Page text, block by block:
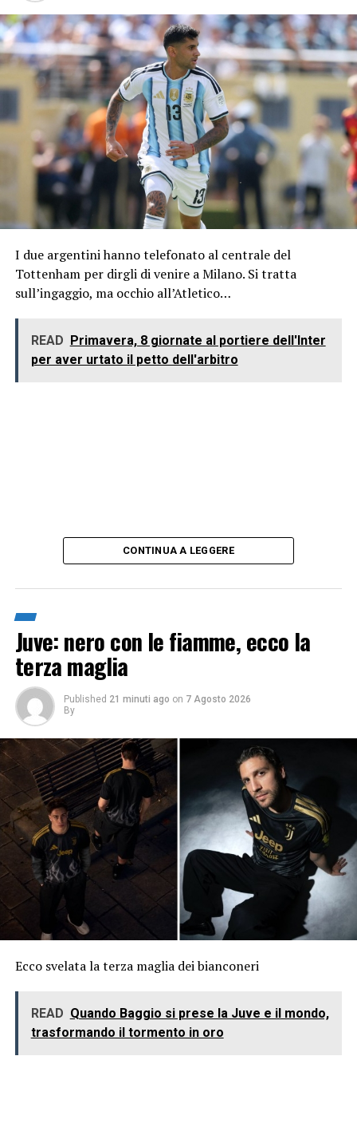
I due argentini hanno telefonato al centrale del
Tottenham per dirgli di venire a Milano. Si tratta
sull’ingaggio, ma occhio all’Atletico…
READ Primavera, 8 giornate al portiere dell'Inter
per aver urtato il petto dell'arbitro
CONTINUA A LEGGERE
Juve: nero con le fiamme, ecco la
terza maglia
Published 21 minuti ago on 7 Agosto 2026
By
Ecco svelata la terza maglia dei bianconeri
READ Quando Baggio si prese la Juve e il mondo,
trasformando il tormento in oro